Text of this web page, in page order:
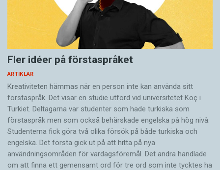
Fler idéer på förstaspråket
ARTIKLAR
Kreativiteten hämmas när en person inte kan använda sitt
förstaspråk. Det visar en studie utförd vid universitetet Koç i
Turkiet. Deltagarna var studenter som hade turkiska som
förstaspråk men som också behärskade engelska på hög nivå.
Studenterna fick göra två olika försök på både turkiska och
engelska. Det första gick ut på att hitta på nya
användningsområden för vardagsföremål. Det andra handlade
om att finna ett gemensamt ord för tre ord som inte tycktes ha